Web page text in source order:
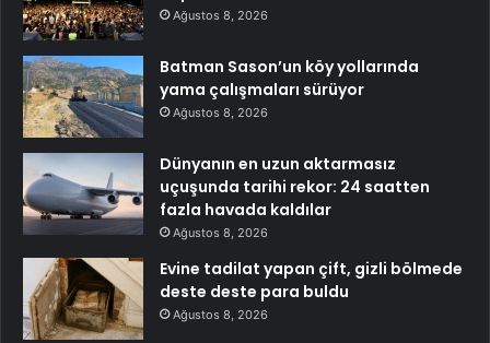
Ağustos 8, 2026
Batman Sason’un köy yollarında
yama çalışmaları sürüyor
Ağustos 8, 2026
Dünyanın en uzun aktarmasız
uçuşunda tarihi rekor: 24 saatten
fazla havada kaldılar
Ağustos 8, 2026
Evine tadilat yapan çift, gizli bölmede
deste deste para buldu
Ağustos 8, 2026